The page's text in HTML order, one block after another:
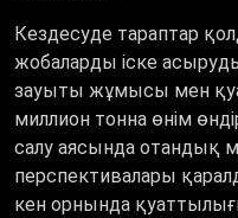
Кездесуде тараптар
жобаларды іске
зауыты жұмысы мен
миллион тонна өнім
салу аясында отандық
перспективалары
кен орнында